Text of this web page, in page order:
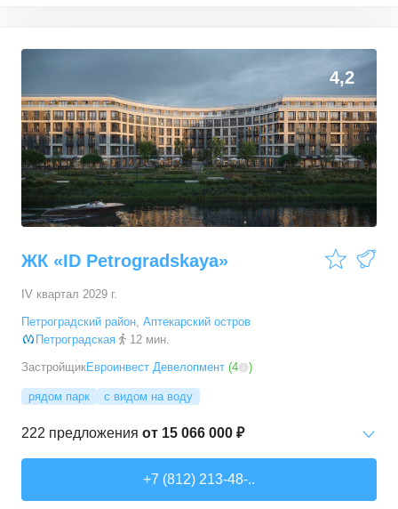
4,2
ЖК «ID Petrogradskaya»
IV квартал 2029 г.
Петроградский район, Аптекарский остров
Петроградская
12 мин.
ЗастройщикЕвроинвест Девелопмент (4 )
рядом парк с видом на воду
222 предложения от 15 066 000 ₽
+7 (812) 213-48-..